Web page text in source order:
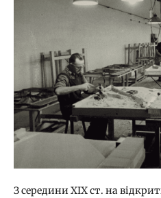
З середини ХІХ ст. на